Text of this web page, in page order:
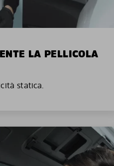
LA PELLICOLA
statica.